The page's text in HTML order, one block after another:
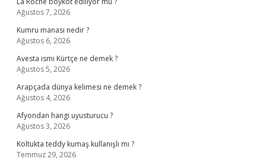
Ağustos 7, 2026
Kumru manası nedir ?
Ağustos 6, 2026
Avesta ismi Kürtçe ne demek ?
Ağustos 5, 2026
Arapçada dünya kelimesi ne demek ?
Ağustos 4, 2026
Afyondan hangi uyusturucu ?
Ağustos 3, 2026
Koltukta teddy kumaş kullanışlı mı ?
Temmuz 29, 2026